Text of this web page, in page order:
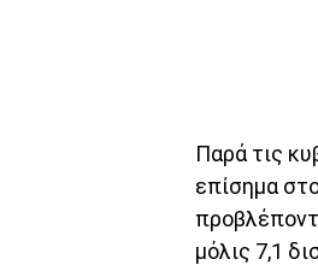
Παρά τις
επίσημα
μόλις 7,1